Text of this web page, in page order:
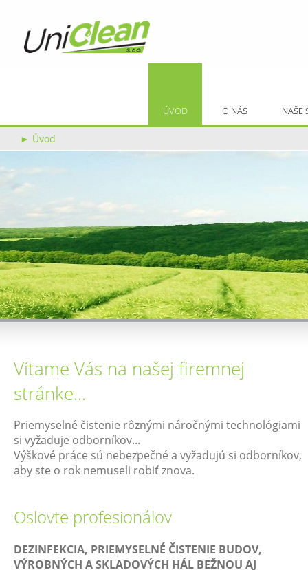
ÚVOD O NÁS NAŠE
► Úvod
Vítame Vás na našej firemnej
stránke...
Priemyselné čistenie rôznými náročnými technológiami
si vyžaduje odborníkov...
Výškové práce sú nebezpečné a vyžadujú si odborníkov,
aby ste o rok nemuseli robiť znova.
Oslovte profesionálov
DEZINFEKCIA, PRIEMYSELNÉ ČISTENIE BUDOV,
VÝROBNÝCH A SKLADOVÝCH HÁL BEŽNOU AJ